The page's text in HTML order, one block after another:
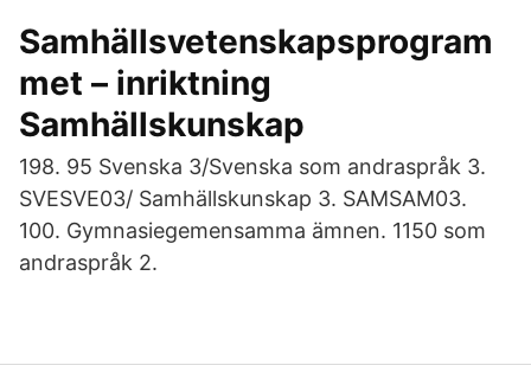
Samhällsvetenskapsprogram
met – inriktning
Samhällskunskap
198. 95 Svenska 3/Svenska som andraspråk 3.
SVESVE03/ Samhällskunskap 3. SAMSAM03.
100. Gymnasiegemensamma ämnen. 1150 som
andraspråk 2.